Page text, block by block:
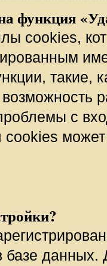
функция
cookies,
такие,
с
cookies
базе